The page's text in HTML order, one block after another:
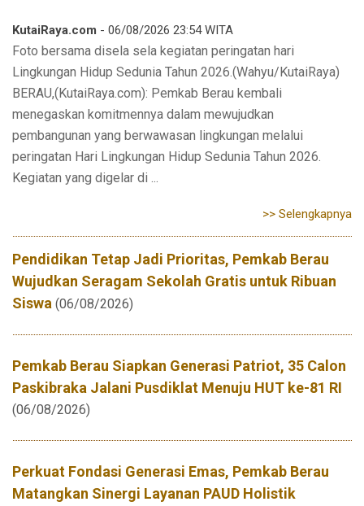
KutaiRaya.com - 06/08/2026 23:54 WITA
Foto bersama disela sela kegiatan peringatan hari
Lingkungan Hidup Sedunia Tahun 2026.(Wahyu/KutaiRaya)
BERAU,(KutaiRaya.com): Pemkab Berau kembali
menegaskan komitmennya dalam mewujudkan
pembangunan yang berwawasan lingkungan melalui
peringatan Hari Lingkungan Hidup Sedunia Tahun 2026.
Kegiatan yang digelar di ...
>> Selengkapnya
Pendidikan Tetap Jadi Prioritas, Pemkab Berau
Wujudkan Seragam Sekolah Gratis untuk Ribuan
Siswa (06/08/2026)
Pemkab Berau Siapkan Generasi Patriot, 35 Calon
Paskibraka Jalani Pusdiklat Menuju HUT ke-81 RI
(06/08/2026)
Perkuat Fondasi Generasi Emas, Pemkab Berau
Matangkan Sinergi Layanan PAUD Holistik